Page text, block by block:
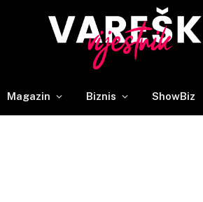
Magazin Biznis ShowBiz